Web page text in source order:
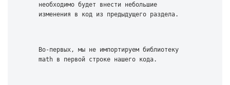
необходимо будет внести небольшие
изменения в код из предыдущего раздела.
Во-первых, мы не импортируем библиотеку
math в первой строке нашего кода.